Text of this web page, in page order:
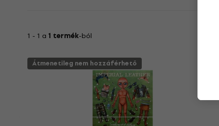
1 - 1 a 1 termék-ból
Átmenetileg nem hozzáférhető